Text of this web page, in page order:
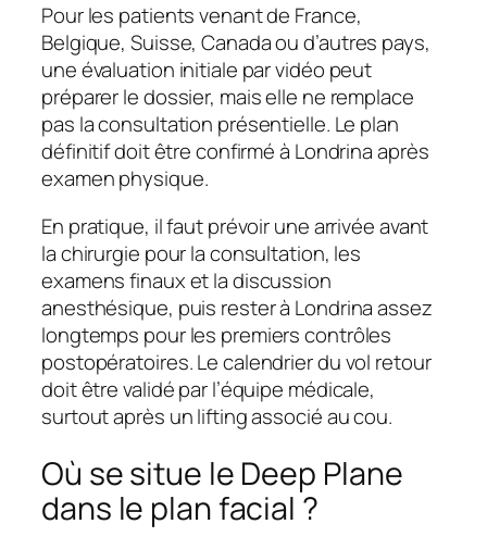
Pour les patients venant de France,
Belgique, Suisse, Canada ou d’autres pays,
une évaluation initiale par vidéo peut
préparer le dossier, mais elle ne remplace
pas la consultation présentielle. Le plan
définitif doit être confirmé à Londrina après
examen physique.
En pratique, il faut prévoir une arrivée avant
la chirurgie pour la consultation, les
examens finaux et la discussion
anesthésique, puis rester à Londrina assez
longtemps pour les premiers contrôles
postopératoires. Le calendrier du vol retour
doit être validé par l’équipe médicale,
surtout après un lifting associé au cou.
Où se situe le Deep Plane
dans le plan facial ?